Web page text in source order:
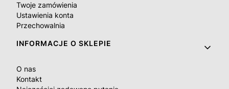
Twoje zamówienia
Ustawienia konta
Przechowalnia
INFORMACJE O SKLEPIE
O nas
Kontakt